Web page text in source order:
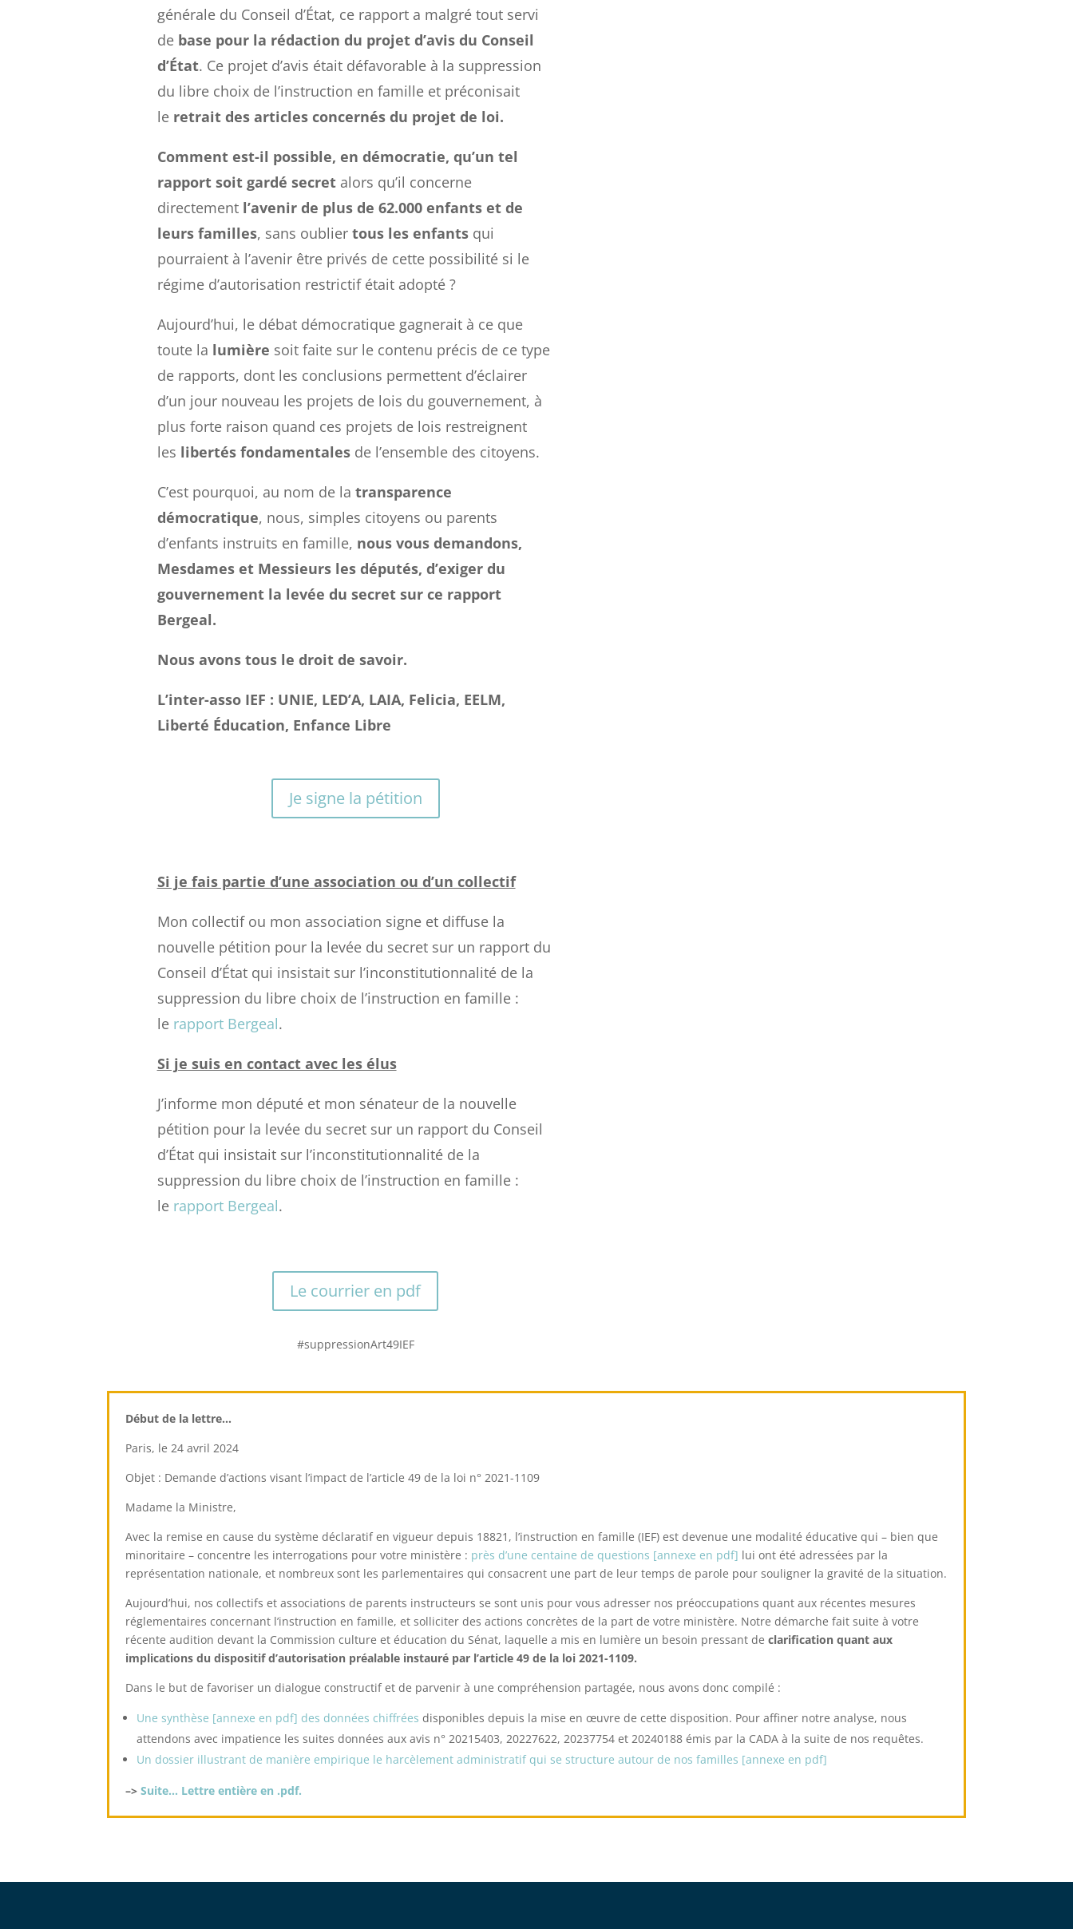
générale du Conseil d’État, ce rapport a malgré tout servi
de base pour la rédaction du projet d’avis du Conseil
d’État. Ce projet d’avis était défavorable à la suppression
du libre choix de l’instruction en famille et préconisait
le retrait des articles concernés du projet de loi.
Comment est-il possible, en démocratie, qu’un tel
rapport soit gardé secret alors qu’il concerne
directement l’avenir de plus de 62.000 enfants et de
leurs familles, sans oublier tous les enfants qui
pourraient à l’avenir être privés de cette possibilité si le
régime d’autorisation restrictif était adopté ?
Aujourd’hui, le débat démocratique gagnerait à ce que
toute la lumière soit faite sur le contenu précis de ce type
de rapports, dont les conclusions permettent d’éclairer
d’un jour nouveau les projets de lois du gouvernement, à
plus forte raison quand ces projets de lois restreignent
les libertés fondamentales de l’ensemble des citoyens.
C’est pourquoi, au nom de la transparence
démocratique, nous, simples citoyens ou parents
d’enfants instruits en famille, nous vous demandons,
Mesdames et Messieurs les députés, d’exiger du
gouvernement la levée du secret sur ce rapport
Bergeal.
Nous avons tous le droit de savoir.
L’inter-asso IEF : UNIE, LED’A, LAIA, Felicia, EELM,
Liberté Éducation, Enfance Libre
Je signe la pétition
Si je fais partie d’une association ou d’un collectif
Mon collectif ou mon association signe et diffuse la
nouvelle pétition pour la levée du secret sur un rapport du
Conseil d’État qui insistait sur l’inconstitutionnalité de la
suppression du libre choix de l’instruction en famille :
le rapport Bergeal.
Si je suis en contact avec les élus
J’informe mon député et mon sénateur de la nouvelle
pétition pour la levée du secret sur un rapport du Conseil
d’État qui insistait sur l’inconstitutionnalité de la
suppression du libre choix de l’instruction en famille :
le rapport Bergeal.
Le courrier en pdf
#suppressionArt49IEF
Début de la lettre…
Paris, le 24 avril 2024
Objet : Demande d’actions visant l’impact de l’article 49 de la loi n° 2021-1109
Madame la Ministre,
Avec la remise en cause du système déclaratif en vigueur depuis 18821 , l’instruction en famille (IEF) est devenue une modalité éducative qui – bien que
minoritaire – concentre les interrogations pour votre ministère : près d’une centaine de questions [annexe en pdf] lui ont été adressées par la
représentation nationale, et nombreux sont les parlementaires qui consacrent une part de leur temps de parole pour souligner la gravité de la situation.
Aujourd’hui, nos collectifs et associations de parents instructeurs se sont unis pour vous adresser nos préoccupations quant aux récentes mesures
réglementaires concernant l’instruction en famille, et solliciter des actions concrètes de la part de votre ministère. Notre démarche fait suite à votre
récente audition devant la Commission culture et éducation du Sénat, laquelle a mis en lumière un besoin pressant declarification quant aux
implications du dispositif d’autorisation préalable instauré par l’article 49 de la loi 2021-1109.
Dans le but de favoriser un dialogue constructif et de parvenir à une compréhension partagée, nous avons donc compilé :
Une synthèse [annexe en pdf] des données chiffrées disponibles depuis la mise en œuvre decette disposition. Pour affiner notre analyse, nous
attendons avec impatience les suites données aux avis n° 20215403, 20227622, 20237754 et 20240188 émis par la CADA à la suite de nos requêtes.
Un dossier illustrant de manière empirique le harcèlement administratif qui se structure autour de nos familles [annexe en pdf]
–>Suite… Lettre entière en .pdf.